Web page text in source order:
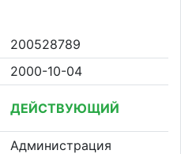
200528789
2000-10-04
ДЕЙСТВУЮЩИЙ
Администрация